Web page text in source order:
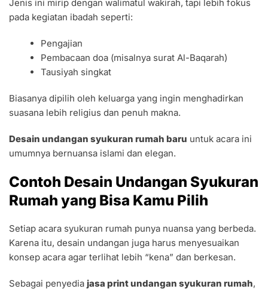
Jenis ini mirip dengan walimatul wakirah, tapi lebih fokus
pada kegiatan ibadah seperti:
Pengajian
Pembacaan doa (misalnya surat Al-Baqarah)
Tausiyah singkat
Biasanya dipilih oleh keluarga yang ingin menghadirkan
suasana lebih religius dan penuh makna.
Desain undangan syukuran rumah baru untuk acara ini
umumnya bernuansa islami dan elegan.
Contoh Desain Undangan Syukuran
Rumah yang Bisa Kamu Pilih
Setiap acara syukuran rumah punya nuansa yang berbeda.
Karena itu, desain undangan juga harus menyesuaikan
konsep acara agar terlihat lebih “kena” dan berkesan.
Sebagai penyedia jasa print undangan syukuran rumah,